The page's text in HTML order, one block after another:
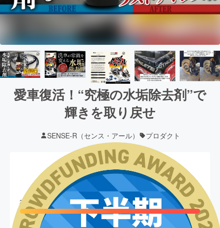
愛車復活！“究極の水垢除去剤”で
輝きを取り戻せ
SENSE-R（センス・アール） プロダクト
現在の支援総額
12,514,971円
2,502%達成 終了
目標金額500,000円 1,594 人